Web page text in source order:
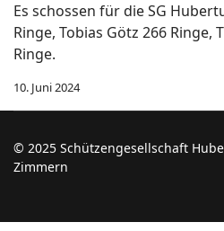
Es schossen für die SG
Ringe, Tobias Götz 266 Ringe,
Ringe.
10. Juni 2024
© 2025 Schützengesellschaft
Zimmern